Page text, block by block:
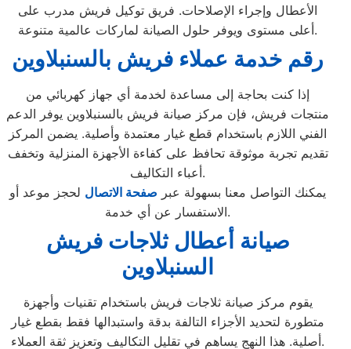
الأعطال وإجراء الإصلاحات. فريق توكيل فريش مدرب على
أعلى مستوى ويوفر حلول الصيانة لماركات عالمية متنوعة.
رقم خدمة عملاء فريش بالسنبلاوين
إذا كنت بحاجة إلى مساعدة لخدمة أي جهاز كهربائي من
منتجات فريش، فإن مركز صيانة فريش بالسنبلاوين يوفر الدعم
الفني اللازم باستخدام قطع غيار معتمدة وأصلية. يضمن المركز
تقديم تجربة موثوقة تحافظ على كفاءة الأجهزة المنزلية وتخفف
أعباء التكاليف.
يمكنك التواصل معنا بسهولة عبر صفحة الاتصال لحجز موعد أو
الاستفسار عن أي خدمة.
صيانة أعطال ثلاجات فريش
السنبلاوين
يقوم مركز صيانة ثلاجات فريش باستخدام تقنيات وأجهزة
متطورة لتحديد الأجزاء التالفة بدقة واستبدالها فقط بقطع غيار
أصلية. هذا النهج يساهم في تقليل التكاليف وتعزيز ثقة العملاء.